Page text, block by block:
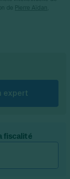
expert
fiscalité